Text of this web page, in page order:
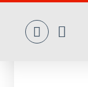
سراسری